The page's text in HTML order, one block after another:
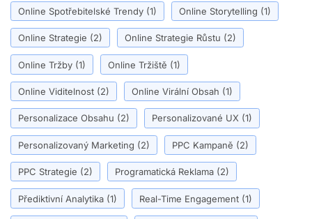
Online Spotřebitelské Trendy (1) Online Storytelling (1)
Online Strategie (2) Online Strategie Růstu (2)
Online Tržby (1) Online Tržiště (1)
Online Viditelnost (2) Online Virální Obsah (1)
Personalizace Obsahu (2) Personalizované UX (1)
Personalizovaný Marketing (2) PPC Kampaně (2)
PPC Strategie (2) Programatická Reklama (2)
Přediktivní Analytika (1) Real-Time Engagement (1)